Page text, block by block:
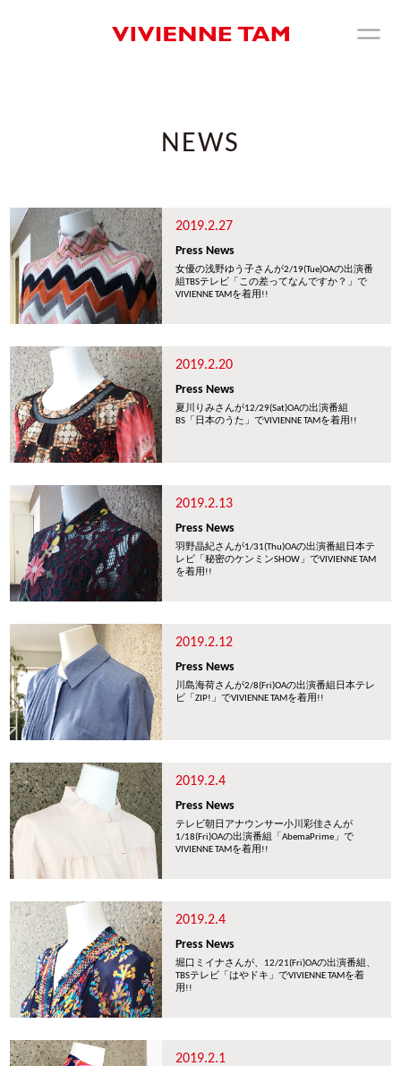
NEWS
2019.2.27
Press News
女優の浅野ゆう子さんが2/19(Tue)OAの出演番
組TBSテレビ「この差ってなんですか？」で
VIVIENNE TAMを着用!!
2019.2.20
Press News
夏川りみさんが12/29(Sat)OAの出演番組
BS「日本のうた」でVIVIENNE TAMを着用!!
2019.2.13
Press News
羽野晶紀さんが1/31(Thu)OAの出演番組日本テ
レビ「秘密のケンミンSHOW」でVIVIENNE TAM
を着用!!
2019.2.12
Press News
川島海荷さんが2/8(Fri)OAの出演番組日本テレ
ビ「ZIP!」でVIVIENNE TAMを着用!!
2019.2.4
Press News
テレビ朝日アナウンサー小川彩佳さんが
1/18(Fri)OAの出演番組「AbemaPrime」で
VIVIENNE TAMを着用!!
2019.2.4
Press News
堀口ミイナさんが、12/21(Fri)OAの出演番組、
TBSテレビ「はやドキ」でVIVIENNE TAMを着
用!!
2019.2.1